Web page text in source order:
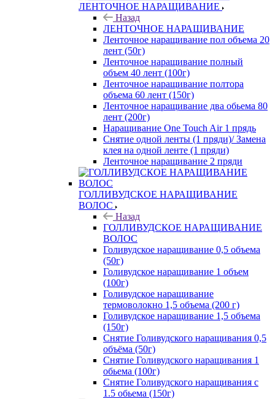
ЛЕНТОЧНОЕ НАРАЩИВАНИЕ
Назад
ЛЕНТОЧНОЕ НАРАЩИВАНИЕ
Ленточное наращивание пол объема 20
лент (50г)
Ленточное наращивание полный
объем 40 лент (100г)
Ленточное наращивание полтора
объема 60 лент (150г)
Ленточное наращивание два обьема 80
лент (200г)
Наращивание One Touch Air 1 прядь
Снятие одной ленты (1 пряди)/ Замена
клея на одной ленте (1 пряди)
Ленточное наращивание 2 пряди
ГОЛЛИВУДСКОЕ НАРАЩИВАНИЕ
ВОЛОС
Назад
ГОЛЛИВУДСКОЕ НАРАЩИВАНИЕ
ВОЛОС
Голивудское наращивание 0,5 объема
(50г)
Голивудское наращивание 1 объем
(100г)
Голивудское наращивание
термоволокно 1,5 объема (200 г)
Голивудское наращивание 1,5 объема
(150г)
Снятие Голивудского наращивания 0,5
объёма (50г)
Снятие Голивудского наращивания 1
обьема (100г)
Снятие Голивудского наращивания с
1.5 обьема (150г)